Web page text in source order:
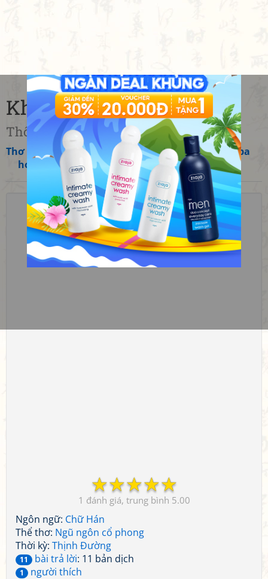
Khương thôn kỳ 1羌村其一 •
Thôn người Khương kỳ 1
Thơ» Trung Quốc»Thịnh Đường»Đỗ Phủ»Bôn ba
hoạn lộ (756-759)
☆
☆
☆
☆
☆
1 5.00
Ngôn ngữ: Chữ Hán
Thể thơ: Ngũ ngôn cổ phong
Thời kỳ: Thịnh Đường
11 bài trả lời: 11 bản dịch
1
người thích